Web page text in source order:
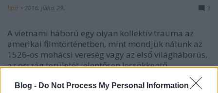
Blog - Do Not Process My Personal Information
hptr • 2016. július 29. 3
A vietnami háború egy olyan kollektív trauma az
amerikai filmtörténetben, mint mondjuk nálunk az
1526-os mohácsi vereség vagy az első világháborús,
az ország területét jelentősen lecsökkentő
katasztrófa. Az amerikaiak a hatvanas évek elejétől
egyre inkább belesodródtak a távol-keleti kicsiny